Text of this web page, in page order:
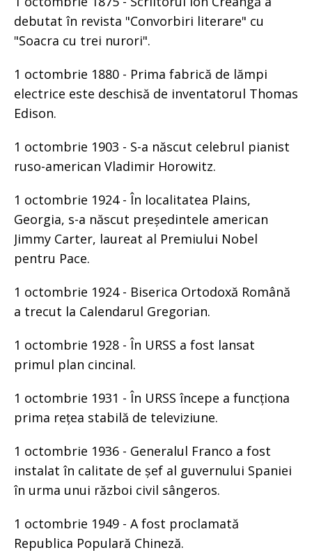
debutat în revista "Convorbiri literare" cu
"Soacra cu trei nurori".
1 octombrie 1880 - Prima fabrică de lămpi
electrice este deschisă de inventatorul Thomas
Edison.
1 octombrie 1903 - S-a născut celebrul pianist
ruso-american Vladimir Horowitz.
1 octombrie 1924 - În localitatea Plains,
Georgia, s-a născut președintele american
Jimmy Carter, laureat al Premiului Nobel
pentru Pace.
1 octombrie 1924 - Biserica Ortodoxă Română
a trecut la Calendarul Gregorian.
1 octombrie 1928 - În URSS a fost lansat
primul plan cincinal.
1 octombrie 1931 - În URSS începe a funcționa
prima rețea stabilă de televiziune.
1 octombrie 1936 - Generalul Franco a fost
instalat în calitate de șef al guvernului Spaniei
în urma unui război civil sângeros.
1 octombrie 1949 - A fost proclamată
Republica Populară Chineză.